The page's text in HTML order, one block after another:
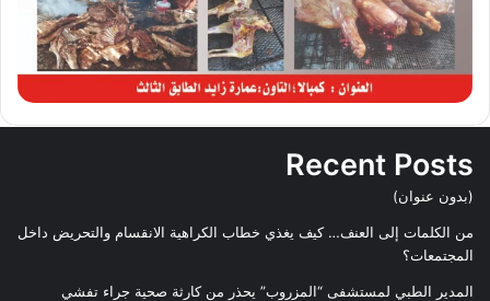
Recent Posts
(بدون عنوان)
من الكلمات إلى العنف… كيف يغذي خطاب الكراهية الانقسام والتحريض داخل
المجتمعات؟
المدير الطبي لمستشفى “المزروب” يحذر من كارثة صحية جراء تفشي